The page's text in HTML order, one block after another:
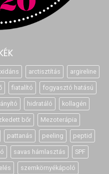
arctisztítás argireline
fiatalító fogyasztó hatású
hidratáló kollagén
bőr Mezoterápia
pattanás peeling peptid
savas hámlasztás SPF
szemkörnyékápoló